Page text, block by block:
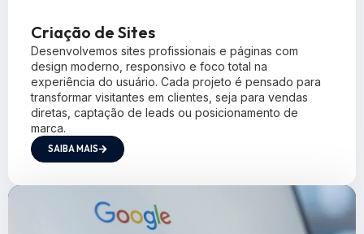
Criação de Sites
Desenvolvemos sites profissionais e páginas com
design moderno, responsivo e foco total na
experiência do usuário. Cada projeto é pensado para
transformar visitantes em clientes, seja para vendas
diretas, captação de leads ou posicionamento de
marca.
SAIBA MAIS